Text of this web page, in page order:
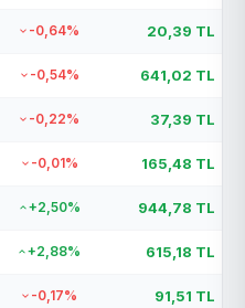
-0,64% 20,39 TL
-0,54% 641,02 TL
-0,22% 37,39 TL
-0,01% 165,48 TL
+2,50% 944,78 TL
+2,88% 615,18 TL
-0,17% 91,51 TL